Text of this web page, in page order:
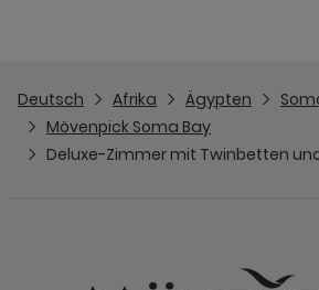
Deutsch Afrika Ägypten
Mövenpick Soma Bay
Deluxe-Zimmer mit Twinbetten